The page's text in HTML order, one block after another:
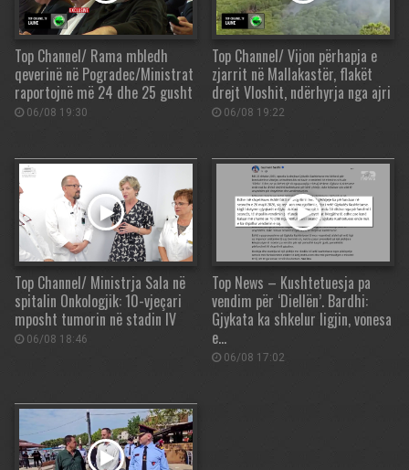
Top Channel/ Rama mbledh
qeverinë në Pogradec/Ministrat
raportojnë më 24 dhe 25 gusht
06/08 19:30
Top Channel/ Vijon përhapja e
zjarrit në Mallakastër, flakët
drejt Vloshit, ndërhyrja nga ajri
06/08 19:22
Top Channel/ Ministrja Sala në
spitalin Onkologjik: 10-vjeçari
mposht tumorin në stadin IV
06/08 18:46
Top News – Kushtetuesja pa
vendim për ‘Diellën’. Bardhi:
Gjykata ka shkelur ligjin, vonesa
e…
06/08 17:02